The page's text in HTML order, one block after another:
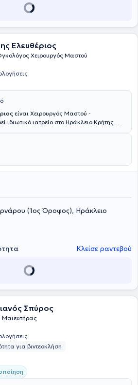
Ελευθέριος
Χειρουργός Μαστού
είναι Χειρουργός Μαστού -
ιδιωτικό ιατρείο στο Ηράκλειο Κρήτης.
από το Πανεπιστημιακό Νοσοκομείο Royal
όπου διετέλεσε Επιμελητής Χειρουργός
και Επανορθωτικός Χειρουργός. Επίσης,
πιστοποίησης στη Χειρουργική του
Διευθυντής Χειρουργός Μαστού -
Χειρουργός στο East Suffolk
και κατάρτιση όλα αυτά τα χρόνια.
(1oς Όροφος), Ηράκλειο
Κλείσε ραντεβού
Σπύρος
Μαιευτήρας
για βιντεοκλήση